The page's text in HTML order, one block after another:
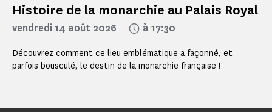
Histoire de la monarchie au Palais Royal
vendredi 14 août 2026 à 17:30
Découvrez comment ce lieu emblématique a façonné, et
parfois bousculé, le destin de la monarchie française !